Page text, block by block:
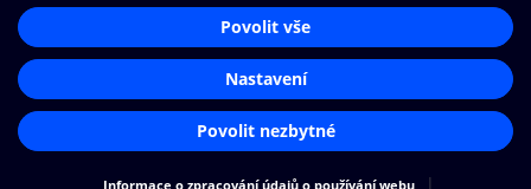
Přístupnost
Zásady zpracování osobních údajů
Nastavení cookies
Aplikace O2 Knihovna
Čti a poslouchej své e-knihy a
audioknihy rychleji a pohodlněji.